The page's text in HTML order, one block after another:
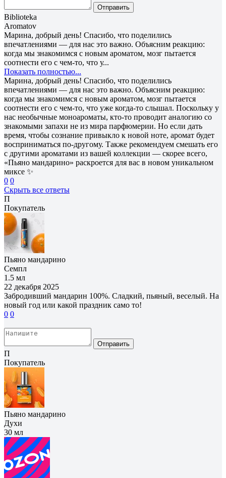
Отправить
Biblioteka
Aromatov
Марина, добрый день! Спасибо, что поделились
впечатлениями — для нас это важно. Объясним реакцию:
когда мы знакомимся с новым ароматом, мозг пытается
соотнести его с чем-то, что у...
Показать полностью...
Марина, добрый день! Спасибо, что поделились
впечатлениями — для нас это важно. Объясним реакцию:
когда мы знакомимся с новым ароматом, мозг пытается
соотнести его с чем-то, что уже когда-то слышал. Поскольку у
нас необычные моноароматы, кто-то проводит аналогию со
знакомыми запахи не из мира парфюмерии. Но если дать
время, чтобы сознание привыкло к новой ноте, аромат будет
восприниматься по-другому. Также рекомендуем смешать его
с другими ароматами из вашей коллекции — скорее всего,
«Пьяно мандарино» раскроется для вас в новом уникальном
миксе ✨
0 0
Скрыть все ответы
П
Покупатель
Пьяно мандарино
Семпл
1.5 мл
22 декабря 2025
Забродивший мандарин 100%. Сладкий, пьяный, веселый. На
новый год или какой праздник само то!
0 0
Отправить
П
Покупатель
Пьяно мандарино
Духи
30 мл